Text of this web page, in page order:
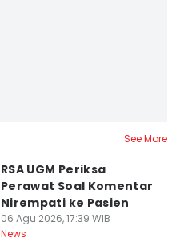
See More
RSA UGM Periksa
Perawat Soal Komentar
Nirempati ke Pasien
06 Agu 2026, 17:39 WIB
News